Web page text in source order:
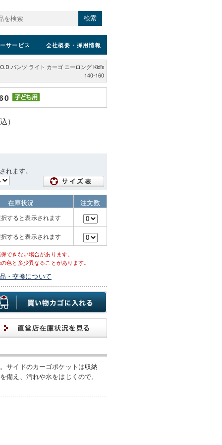
検索
サービス 会社概要 ・採用情報
O.D.パンツ ライト カーゴ ニーロング Kid's
140-160
）
れます。
在庫状況
注文数
すると表示されます
すると表示されます
できない場合があります。
色と多少異なることがあります。
・交換について
サイドのカーゴポケットは収納
え、汚れや水をはじくので、